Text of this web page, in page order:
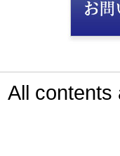
All contents